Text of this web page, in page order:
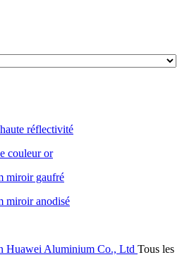
réflectivité
couleur or
miroir gaufré
miroir anodisé
Huawei Aluminium Co., Ltd Tous les